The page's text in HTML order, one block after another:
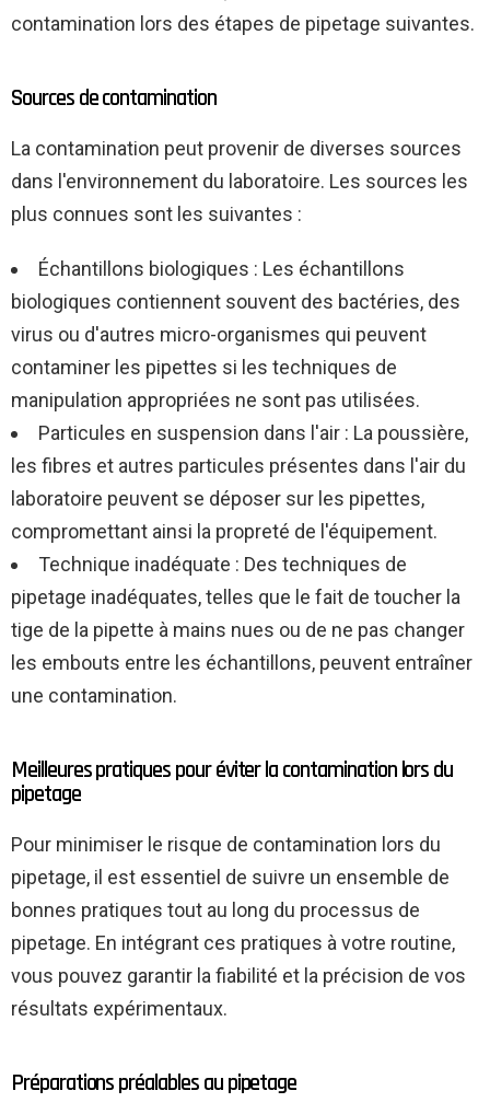
contamination lors des étapes de pipetage suivantes.
Sources de contamination
La contamination peut provenir de diverses sources
dans l'environnement du laboratoire. Les sources les
plus connues sont les suivantes :
Échantillons biologiques : Les échantillons
biologiques contiennent souvent des bactéries, des
virus ou d'autres micro-organismes qui peuvent
contaminer les pipettes si les techniques de
manipulation appropriées ne sont pas utilisées.
Particules en suspension dans l'air : La poussière,
les fibres et autres particules présentes dans l'air du
laboratoire peuvent se déposer sur les pipettes,
compromettant ainsi la propreté de l'équipement.
Technique inadéquate : Des techniques de
pipetage inadéquates, telles que le fait de toucher la
tige de la pipette à mains nues ou de ne pas changer
les embouts entre les échantillons, peuvent entraîner
une contamination.
Meilleures pratiques pour éviter la contamination lors du
pipetage
Pour minimiser le risque de contamination lors du
pipetage, il est essentiel de suivre un ensemble de
bonnes pratiques tout au long du processus de
pipetage. En intégrant ces pratiques à votre routine,
vous pouvez garantir la fiabilité et la précision de vos
résultats expérimentaux.
Préparations préalables au pipetage